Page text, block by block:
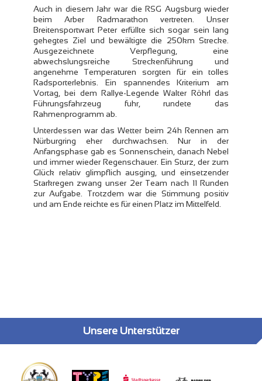
Auch in diesem Jahr war die RSG Augsburg wieder
beim Arber Radmarathon vertreten. Unser
Breitensportwart Peter erfüllte sich sogar sein lang
gehegtes Ziel und bewältigte die 250km Strecke.
Ausgezeichnete Verpflegung, eine
abwechslungsreiche Streckenführung und
angenehme Temperaturen sorgten für ein tolles
Radsporterlebnis. Ein spannendes Kriterium am
Vortag, bei dem Rallye-Legende Walter Röhrl das
Führungsfahrzeug fuhr, rundete das
Rahmenprogramm ab.
Unterdessen war das Wetter beim 24h Rennen am
Nürburgring eher durchwachsen. Nur in der
Anfangsphase gab es Sonnenschein, danach Nebel
und immer wieder Regenschauer. Ein Sturz, der zum
Glück relativ glimpflich ausging, und einsetzender
Starkregen zwang unser 2er Team nach 11 Runden
zur Aufgabe. Trotzdem war die Stimmung positiv
und am Ende reichte es für einen Platz im Mittelfeld.
Unsere Unterstützer